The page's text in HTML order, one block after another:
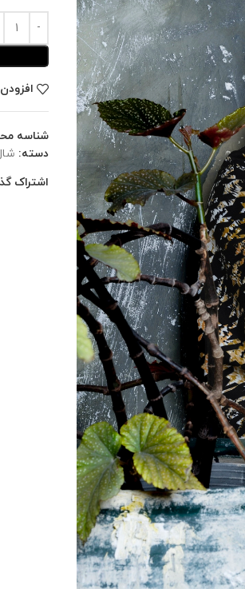
شناسه
دسته:
اشتراک